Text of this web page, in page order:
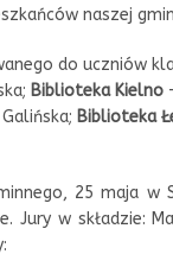
naszej
do uczniów
Biblioteka Kielno
Biblioteka
25 maja w
w składzie: